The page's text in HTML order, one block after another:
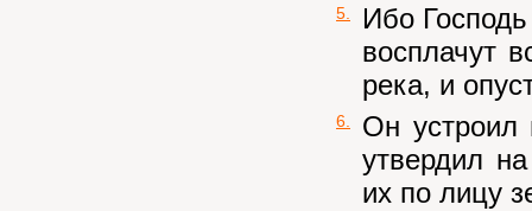
5.
Ибо
восплачут
река, и
6.
Он устроил
утвердил
их по лицу